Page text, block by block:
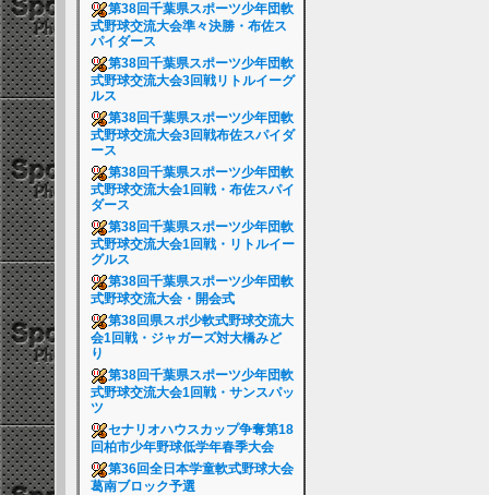
第38回千葉県スポーツ少年団軟
式野球交流大会準々決勝・布佐ス
パイダース
第38回千葉県スポーツ少年団軟
式野球交流大会3回戦リトルイーグ
ルス
第38回千葉県スポーツ少年団軟
式野球交流大会3回戦布佐スパイダ
ース
第38回千葉県スポーツ少年団軟
式野球交流大会1回戦・布佐スパイ
ダース
第38回千葉県スポーツ少年団軟
式野球交流大会1回戦・リトルイー
グルス
第38回千葉県スポーツ少年団軟
式野球交流大会・開会式
第38回県スポ少軟式野球交流大
会1回戦・ジャガーズ対大橋みど
り
第38回千葉県スポーツ少年団軟
式野球交流大会1回戦・サンスパッ
ツ
セナリオハウスカップ争奪第18
回柏市少年野球低学年春季大会
第36回全日本学童軟式野球大会
葛南ブロック予選